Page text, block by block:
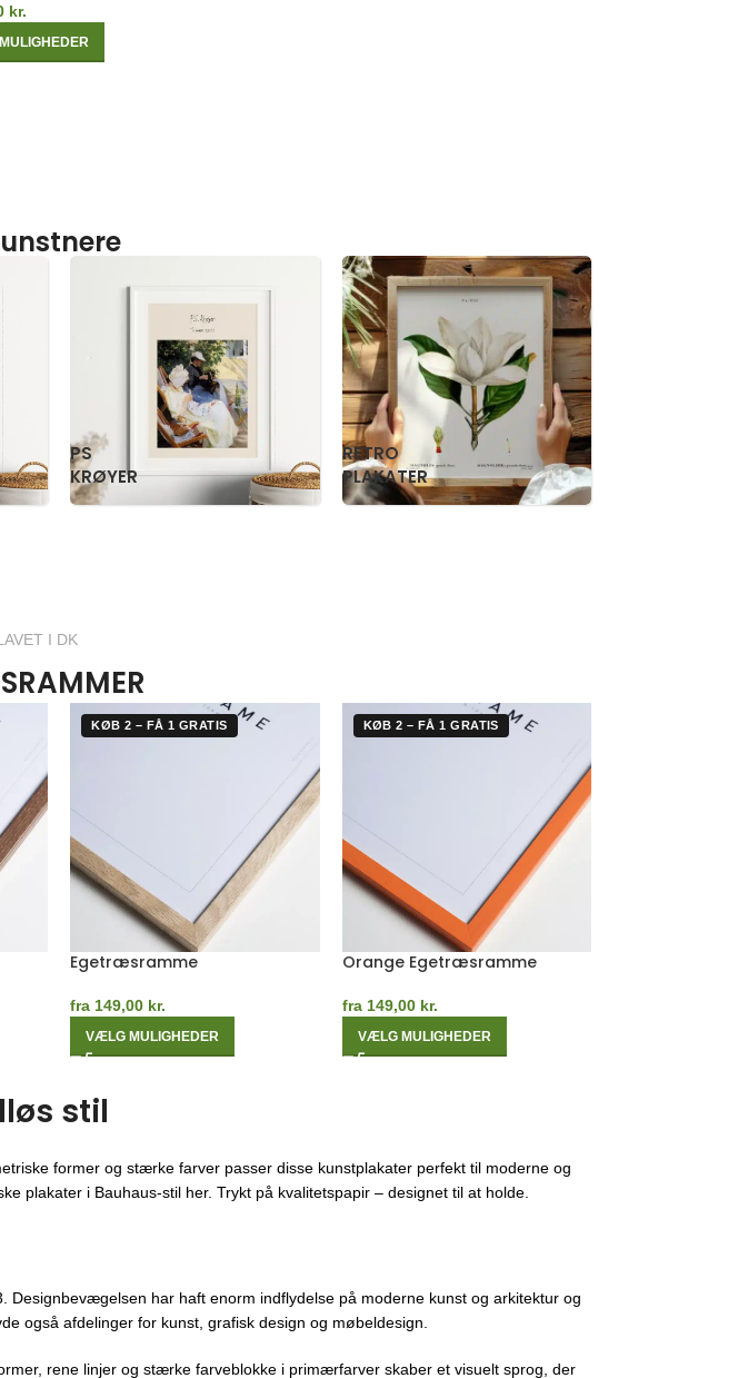
kr.
PS
KRØYER
RETRO
PLAKATER
I DK
KØB 2 – FÅ 1 GRATIS
Egetræsramme
fra149,00 kr.
VÆLG MULIGHEDER
KØB 2 – FÅ 1 GRATIS
Orange Egetræsramme
fra 149,00 kr.
VÆLG MULIGHEDER
stil
former og stærke farver passer disse kunstplakater perfekt til moderne og
plakater i Bauhaus-stil her. Trykt på kvalitetspapir – designet til at holde.
har haft enorm indflydelse på moderne kunst og arkitektur og
også afdelinger for kunst, grafisk design og møbeldesign.
rene linjer og stærke farveblokke i primærfarver skaber et visuelt sprog, der